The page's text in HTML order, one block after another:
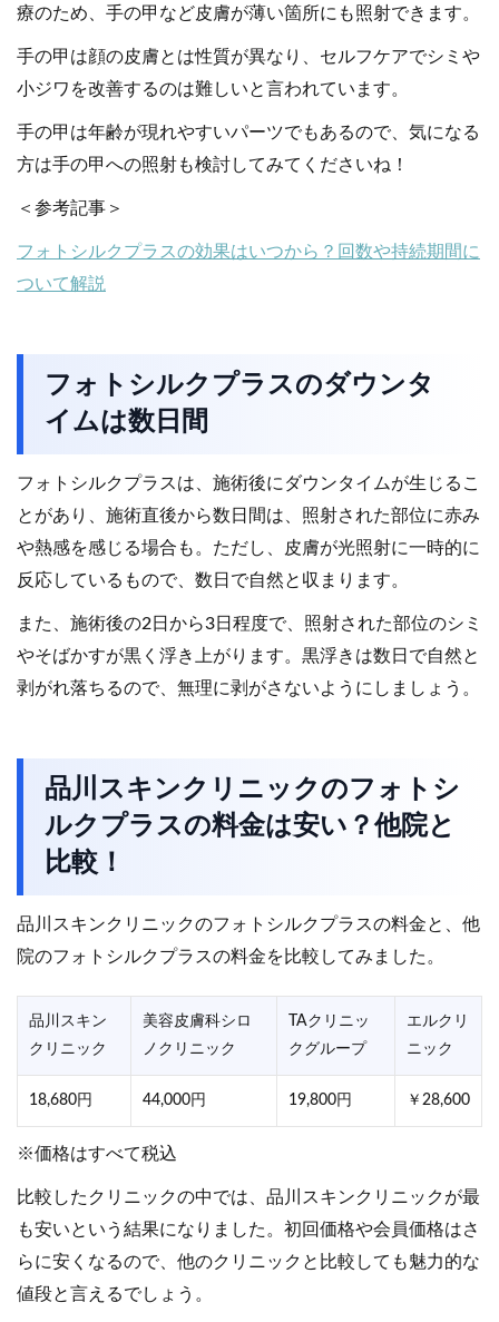
療のため、手の甲など皮膚が薄い箇所にも照射できます。
手の甲は顔の皮膚とは性質が異なり、セルフケアでシミや
小ジワを改善するのは難しいと言われています。
手の甲は年齢が現れやすいパーツでもあるので、気になる
方は手の甲への照射も検討してみてくださいね！
＜参考記事＞
フォトシルクプラスの効果はいつから？回数や持続期間に
ついて解説
フォトシルクプラスのダウンタ
イムは数日間
フォトシルクプラスは、施術後にダウンタイムが生じるこ
とがあり、施術直後から数日間は、照射された部位に赤み
や熱感を感じる場合も。ただし、皮膚が光照射に一時的に
反応しているもので、数日で自然と収まります。
また、施術後の2日から3日程度で、照射された部位のシミ
やそばかすが黒く浮き上がります。黒浮きは数日で自然と
剥がれ落ちるので、無理に剥がさないようにしましょう。
品川スキンクリニックのフォトシ
ルクプラスの料金は安い？他院と
比較！
品川スキンクリニックのフォトシルクプラスの料金と、他
院のフォトシルクプラスの料金を比較してみました。
品川スキン
クリニック
美容皮膚科シロ
ノクリニック
TAクリニッ
クグループ
エルクリ
ニック
18,680円 44,000円 19,800円 ￥28,600
※価格はすべて税込
比較したクリニックの中では、品川スキンクリニックが最
も安いという結果になりました。初回価格や会員価格はさ
らに安くなるので、他のクリニックと比較しても魅力的な
値段と言えるでしょう。